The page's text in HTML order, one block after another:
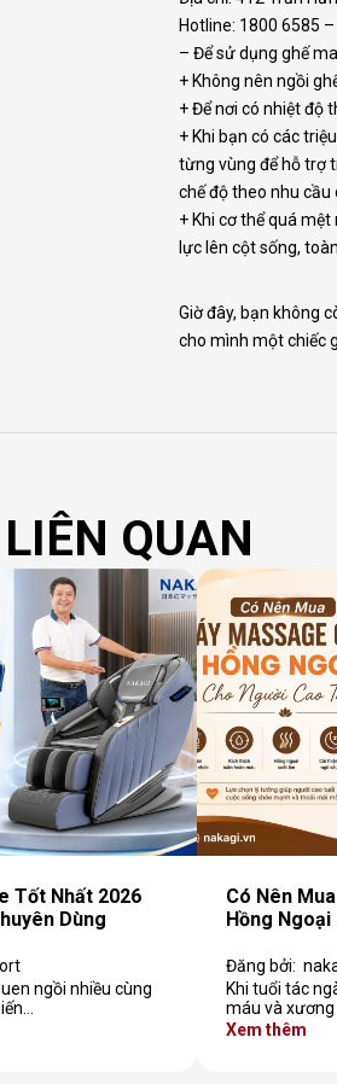
Hotline: 1800 6585
– Để sử dụng ghế
+ Không nên ngồi
+ Để nơi có nhiệt độ
+ Khi bạn có các
từng vùng để hỗ trợ
chế độ theo nhu cầu
+ Khi cơ thể quá
lực lên cột sống,
Giờ đây, bạn không
cho mình một chiếc
QUAN
Tốt Nhất 2026
Dùng
ngồi nhiều cùng
Có Nên
Hồng Ngoại
Đăng bởi:
Khi tuổi tác
máu và xương
Xem thêm